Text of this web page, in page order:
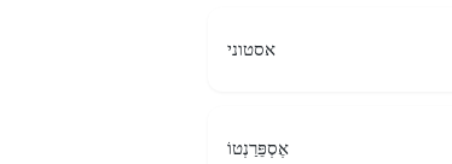
אסטוני
אֶסְפֵּרַנְטוֹ